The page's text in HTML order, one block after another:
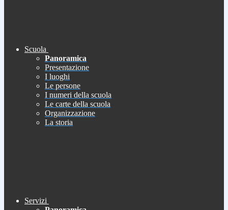
Scuola
Panoramica
Presentazione
I luoghi
Le persone
I numeri della scuola
Le carte della scuola
Organizzazione
La storia
Servizi